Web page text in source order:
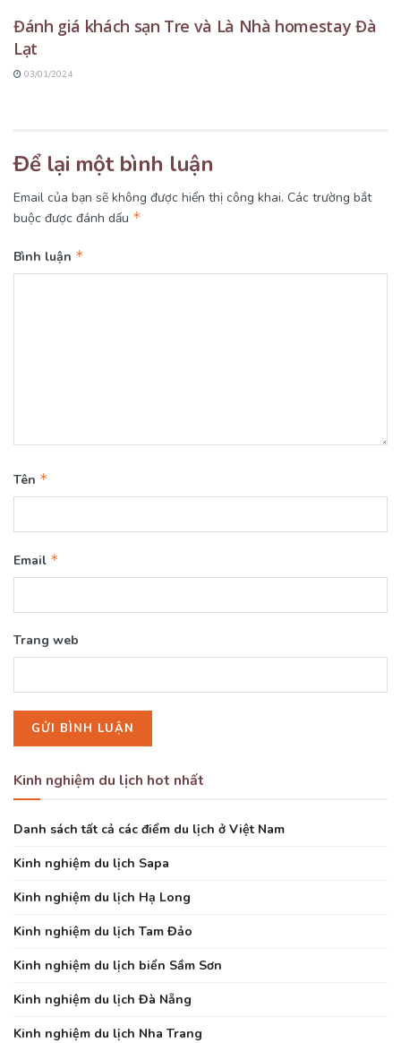
Đánh giá khách sạn Tre và Là Nhà homestay Đà
Lạt
03/01/2024
Để lại một bình luận
Email của bạn sẽ không được hiển thị công khai. Các trường bắt
buộc được đánh dấu *
Bình luận *
Tên *
Email *
Trang web
Kinh nghiệm du lịch hot nhất
Danh sách tất cả các điểm du lịch ở Việt Nam
Kinh nghiệm du lịch Sapa
Kinh nghiệm du lịch Hạ Long
Kinh nghiệm du lịch Tam Đảo
Kinh nghiệm du lịch biển Sầm Sơn
Kinh nghiệm du lịch Đà Nẵng
Kinh nghiệm du lịch Nha Trang